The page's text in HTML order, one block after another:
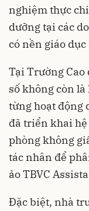
nghiệm thực
dưỡng tại các
có nền giáo
Tại Trường
số không còn
từng hoạt động
đã triển khai
phòng không
tác nhân để
ảo TBVC
Đặc biệt, nhà